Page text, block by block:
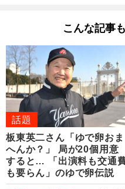
こんな記事
話題
板東英二さん「ゆで卵おま
へんか？」 局が20個用意
すると… 「出演料も交通
も要らん」のゆで卵伝説